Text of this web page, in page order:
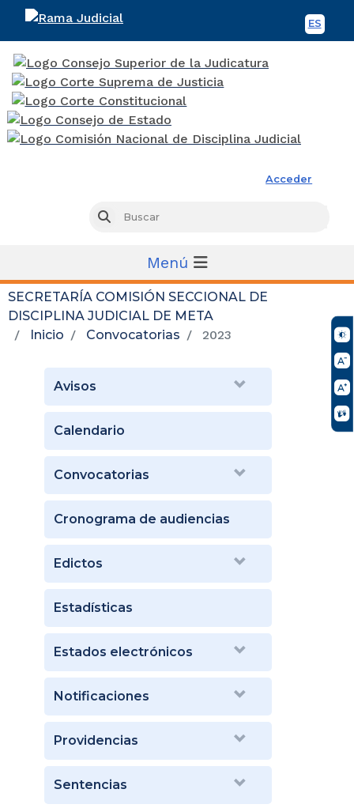
ES
Acceder
Buscar
Menú
SECRETARÍA COMISIÓN SECCIONAL DE
DISCIPLINA JUDICIAL DE META
Inicio
Convocatorias 2023
Avisos
Calendario
Convocatorias
Cronograma de audiencias
Edictos
Estadísticas
Estados electrónicos
Notificaciones
Providencias
Sentencias